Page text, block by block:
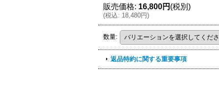
販売価格: 16,800円 (税別)
(税込: 18,480円)
数量:
返品特約に関する重要事項